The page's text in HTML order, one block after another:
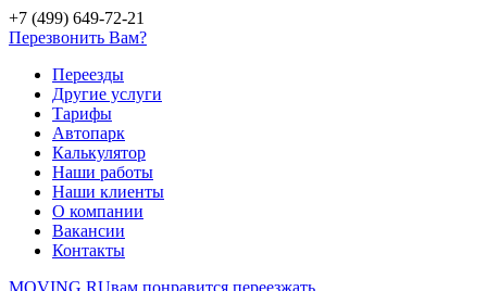
+7 (499) 649-72-21
Перезвонить Вам?
Переезды
Другие услуги
Тарифы
Автопарк
Калькулятор
Наши работы
Наши клиенты
О компании
Вакансии
Контакты
MOVING.RUвам понравится переезжать